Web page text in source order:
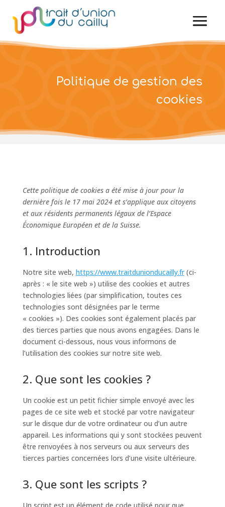
Politique de gestion des
cookies
Cette politique de cookies a été mise à jour pour la
dernière fois le 17 mai 2024 et s’applique aux citoyens
et aux résidents permanents légaux de l’Espace
Économique Européen et de la Suisse.
1. Introduction
Notre site web, https://www.traitdunionducailly.fr(ci-
après : « le site web ») utilise des cookies et autres
technologies liées (par simplification, toutes ces
technologies sont désignées par le terme
« cookies »). Des cookies sont également placés par
des tierces parties que nous avons engagées. Dans le
document ci-dessous, nous vous informons de
l’utilisation des cookies sur notre site web.
2. Que sont les cookies ?
Un cookie est un petit fichier simple envoyé avec les
pages de ce site web et stocké par votre navigateur
sur le disque dur de votre ordinateur ou d’un autre
appareil. Les informations qui y sont stockées peuvent
être renvoyées à nos serveurs ou aux serveurs des
tierces parties concernées lors d’une visite ultérieure.
3. Que sont les scripts ?
Un script est un élément de code utilisé pour que